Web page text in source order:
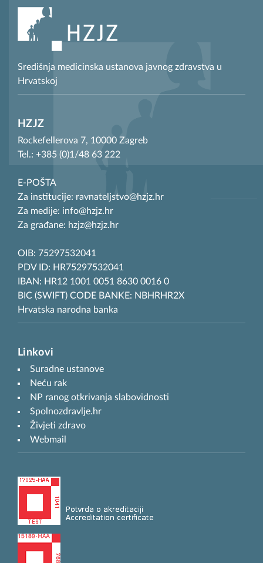
Središnja medicinska ustanova javnog zdravstva u
Hrvatskoj
HZJZ
Rockefellerova 7, 10000 Zagreb
Tel.: +385 (0)1/48 63 222
E-POŠTA
Za institucije: ravnateljstvo@hzjz.hr
Za medije: info@hzjz.hr
Za građane: hzjz@hzjz.hr
OIB: 75297532041
PDV ID: HR75297532041
IBAN: HR12 1001 0051 8630 0016 0
BIC (SWIFT) CODE BANKE: NBHRHR2X
Hrvatska narodna banka
Linkovi
Suradne ustanove
Neću rak
NP ranog otkrivanja slabovidnosti
Spolnozdravlje.hr
Živjeti zdravo
Webmail